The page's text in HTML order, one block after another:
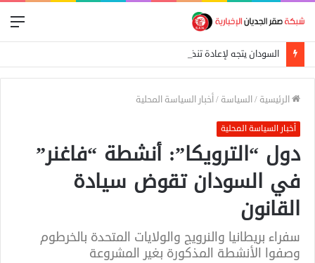
الرئيسية /السياسة /أخبار السياسة المحلية
أخبار السياسة المحلية
دول “الترويكا”: أنشطة “فاغنر”
في السودان تقوض سيادة
القانون
سفراء بريطانيا والنرويج والولايات المتحدة بالخرطوم
وصفوا الأنشطة المذكورة بغير المشروعة